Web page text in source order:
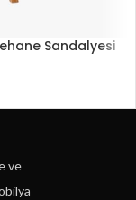
Sandalyesi
ve